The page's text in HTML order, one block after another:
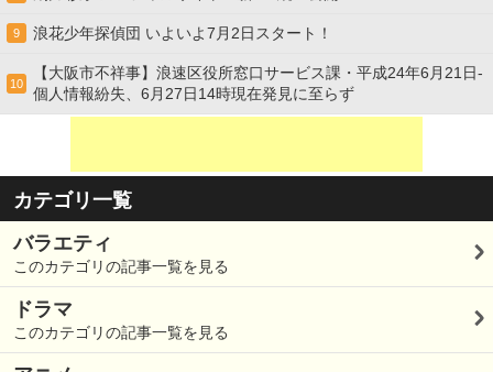
9 浪花少年探偵団 いよいよ7月2日スタート！
10
【大阪市不祥事】浪速区役所窓口サービス課・平成24年6月21日-
個人情報紛失、6月27日14時現在発見に至らず
カテゴリ一覧
バラエティ
このカテゴリの記事一覧を見る
ドラマ
このカテゴリの記事一覧を見る